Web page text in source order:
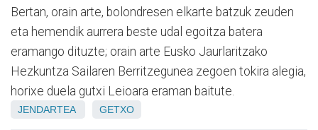
Bertan, orain arte, bolondresen elkarte batzuk zeuden
eta hemendik aurrera beste udal egoitza batera
eramango dituzte; orain arte Eusko Jaurlaritzako
Hezkuntza Sailaren Berritzegunea zegoen tokira alegia,
horixe duela gutxi Leioara eraman baitute.
JENDARTEA GETXO